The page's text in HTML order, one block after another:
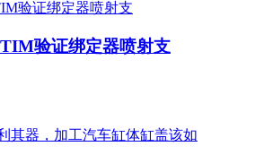
验证绑定器喷射支